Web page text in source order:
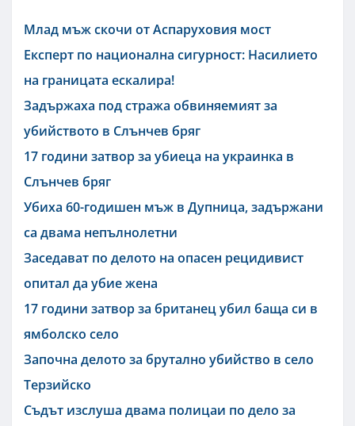
Млад мъж скочи от Аспаруховия мост
Експерт по национална сигурност: Насилието
на границата ескалира!
Задържаха под стража обвиняемият за
убийството в Слънчев бряг
17 години затвор за убиеца на украинка в
Слънчев бряг
Убиха 60-годишен мъж в Дупница, задържани
са двама непълнолетни
Заседават по делото на опасен рецидивист
опитал да убие жена
17 години затвор за британец убил баща си в
ямболско село
Започна делото за брутално убийство в село
Терзийско
Съдът изслуша двама полицаи по дело за